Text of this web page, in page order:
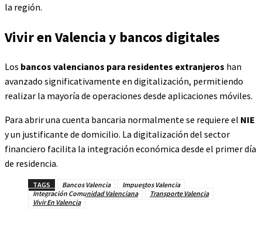
la región.
Vivir en Valencia y bancos digitales
Los bancos valencianos para residentes extranjeros han
avanzado significativamente en digitalización, permitiendo
realizar la mayoría de operaciones desde aplicaciones móviles.
Para abrir una cuenta bancaria normalmente se requiere el NIE
y un justificante de domicilio. La digitalización del sector
financiero facilita la integración económica desde el primer día
de residencia.
TAGS Bancos Valencia
Impuestos Valencia
Integración Comunidad Valenciana
Transporte Valencia
Vivir En Valencia